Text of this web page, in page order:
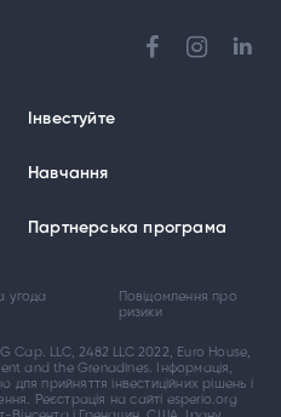
Інвестуйте
Навчання
Партнерська програма
угода
Повідомлення про
ризики
Cap. LLC, 2482 LLC 2022, Euro House,
and the Grenadines. Інформація,
прийняття інвеcтиційних рішень і
Реєcтрація на cайті esperio.org